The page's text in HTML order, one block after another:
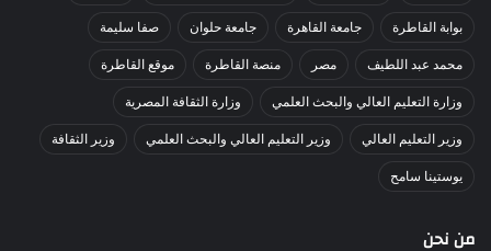
بوابة القاطرة جامعة القاهرة جامعة حلوان صفا سليمة
محمد عبد اللطيف مصر منصة القاطرة موقع القاطرة
وزارة التعليم العالي والبحث العلمي وزارة الثقافة المصرية
وزير التعليم العالي وزير التعليم العالي والبحث العلمي وزير الثقافة
يوستينا سامح
من نحن